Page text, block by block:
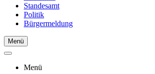
Standesamt
Politik
Bürgermeldung
Menü
Menü